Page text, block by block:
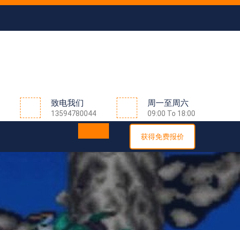
致电我们
13594780044
周一至周六
09:00 To 18:00
获得免费报价